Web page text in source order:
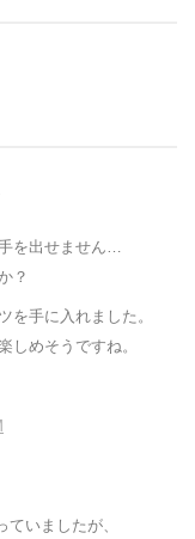
を出せません…
？
を手に入れました。
しめそうですね。
いましたが、